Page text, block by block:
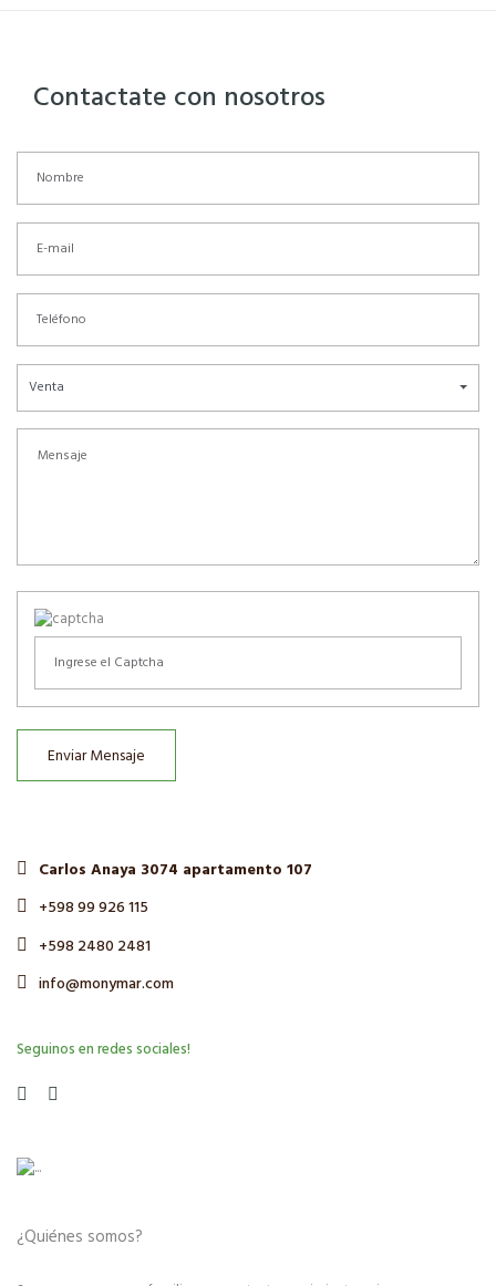
Contactate con nosotros
Venta
Enviar Mensaje
Carlos Anaya 3074 apartamento 107
+598 99 926 115
+598 2480 2481
info@monymar.com
Seguinos en redes sociales!
¿Quiénes somos?